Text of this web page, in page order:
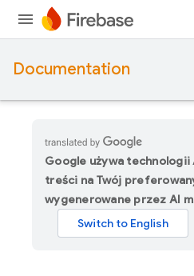
Documentation
Google używa technologii
treści na Twój
wygenerowane przez AI